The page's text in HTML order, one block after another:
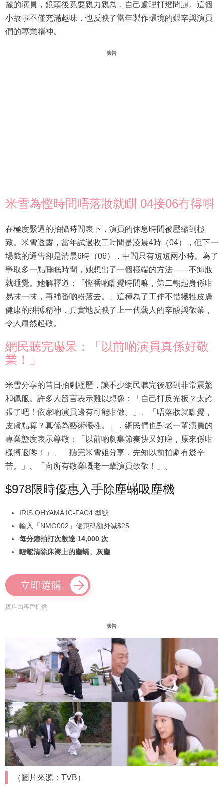
麗的演員，鏡頭後竟要親力親為，自己處理打燈問題。這個
小故事不僅充滿趣味，也反映了當年製作環境的艱辛與演員
們的專業精神。
廣告
米雪為慳時間唔落妝就瞓 04接06冇得唞
在極度緊逼的拍攝時間表下，演員的休息時間被壓縮到極
致。米雪透露，當年試過收工時間是凌晨4時（04），但下一
場戲的通告卻是清晨6時（06），中間只有短短兩小時。為了
爭取多一點睡眠時間，她想出了一個極端的方法——不卸妝
就睡覺。她解釋道：「慳番啲瞓覺時間嘛，第二朝起身係咁
易抹一抹，再補番啲粉落去。」這種為了工作不惜犧牲皮膚
健康的拼搏精神，真實地反映了上一代藝人的辛酸與敬業，
令人肅然起敬。
網民聽完嚇呆：「以前啲演員真係好敬
業！」
米雪分享的昔日拍劇經歷，讓不少網民聽完後感到非常震驚
和佩服。許多人留言表示難以想像：「自己打反光板？太誇
張了吧！依家啲演員邊有可能咁做。」、「唔落妝就瞓覺，
皮膚點算？真係為藝術犧牲。」，網民們也對老一輩演員的
專業態度表示尊敬：「以前啲劇集節奏快又好睇，原來係咁
樣搏返嚟！」、「聽完米雪姐分享，先知以前拍劇有幾辛
苦。」、「向所有敬業嘅老一輩演員致敬！」。
$978限時優惠入手除塵蟎吸塵機
IRIS OHYAMA IC-FAC4 型號
輸入「NMG002」優惠碼額外減$25
每分鐘拍打次數達 14,000 次
輕鬆清除床褥上的塵蟎、灰塵
立即選購
資料由客戶提供
廣告
（圖片來源：TVB）